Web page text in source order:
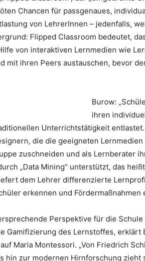
Chancen für passgenaues,
von LehrerInnen – jedenfalls,
Flipped Classroom bedeutet,
von interaktiven Lernmedien wie
mit ihren Peers austauschen, bevor
Burow:
ihren
Unterrichtstätigkeit
die die geeigneten
zuschneiden und als Lernberater
„Data Mining“ unterstützt, das
dem Lehrer differenzierte
erkennen und Fördermaßnahmen
Perspektive für die
Gamifizierung des Lernstoffes, erklärt
Maria Montessori. „Von Friedrich
hin zur modernen Hirnforschung zieht